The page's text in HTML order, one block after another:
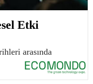
Etki
arasında